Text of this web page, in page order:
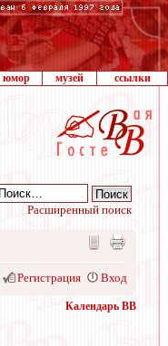
юмор музей ссылки
Расширенный поиск
Регистрация Вход
Календарь ВВ